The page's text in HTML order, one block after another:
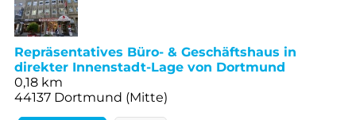
Repräsentatives Büro- & Geschäftshaus in
direkter Innenstadt-Lage von Dortmund
0,18 km
44137 Dortmund (Mitte)